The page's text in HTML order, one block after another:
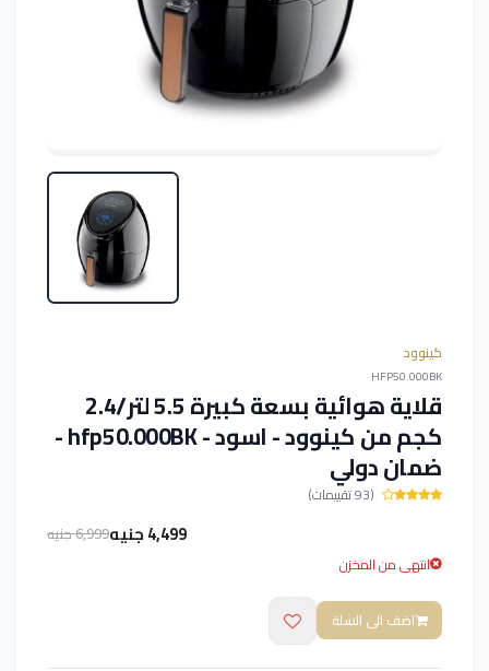
كينوود
HFP50.000BK
قلاية هوائية بسعة كبيرة 5.5 لتر/2.4
كجم من كينوود - اسود - hfp50.000BK -
ضمان دولي
(93 تقييمات)
4,499 جنيه
6,999 جنيه
انتهى من المخزن
اضف الى السلة